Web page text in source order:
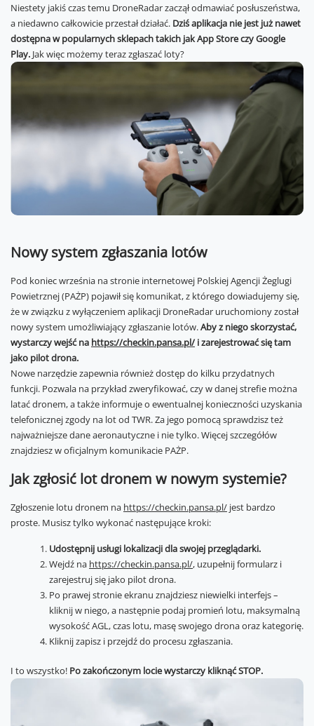
Niestety jakiś czas temu DroneRadar zaczął odmawiać posłuszeństwa,
a niedawno całkowicie przestał działać. Dziś aplikacja nie jest już nawet
dostępna w popularnych sklepach takich jak App Store czy Google
Play. Jak więc możemy teraz zgłaszać loty?
Nowy system zgłaszania lotów
Pod koniec września na stronie internetowej Polskiej Agencji Żeglugi
Powietrznej (PAŻP) pojawił się komunikat, z którego dowiadujemy się,
że w związku z wyłączeniem aplikacji DroneRadar uruchomiony został
nowy system umożliwiający zgłaszanie lotów.Aby z niego skorzystać,
wystarczy wejść na https://checkin.pansa.pl/ i zarejestrować się tam
jako pilot drona.
Nowe narzędzie zapewnia również dostęp do kilku przydatnych
funkcji. Pozwala na przykład zweryfikować, czy w danej strefie można
latać dronem, a także informuje o ewentualnej konieczności uzyskania
telefonicznej zgody na lot od TWR. Za jego pomocą sprawdzisz też
najważniejsze dane aeronautyczne i nie tylko. Więcej szczegółów
znajdziesz w oficjalnym komunikacie PAŻP.
Jak zgłosić lot dronem w nowym systemie?
Zgłoszenie lotu dronem na https://checkin.pansa.pl/ jest bardzo
proste. Musisz tylko wykonać następujące kroki:
Udostępnij usługi lokalizacji dla swojej przeglądarki.
Wejdź na https://checkin.pansa.pl/, uzupełnij formularz i
zarejestruj się jako pilot drona.
Po prawej stronie ekranu znajdziesz niewielki interfejs –
kliknij w niego, a następnie podaj promień lotu, maksymalną
wysokość AGL, czas lotu, masę swojego drona oraz kategorię.
Kliknij zapisz i przejdź do procesu zgłaszania.
I to wszystko! Po zakończonym locie wystarczy kliknąć STOP.